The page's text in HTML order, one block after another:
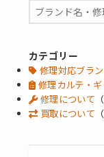
カテゴリー
修理対応ブラ
修理カルテ・
修理について
買取について